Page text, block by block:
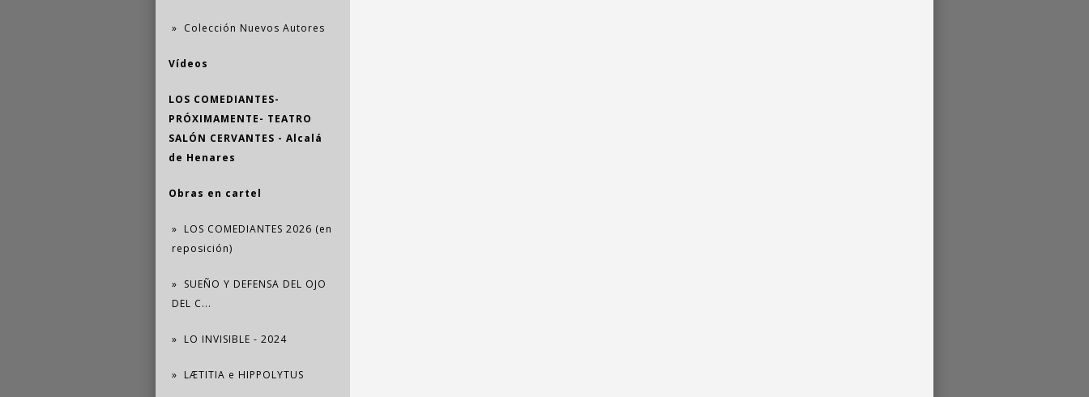
Colección Nuevos Autores
Vídeos
LOS COMEDIANTES-
PRÓXIMAMENTE- TEATRO
SALÓN CERVANTES - Alcalá
de Henares
Obras en cartel
LOS COMEDIANTES 2026 (en
reposición)
SUEÑO Y DEFENSA DEL OJO
DEL C...
LO INVISIBLE - 2024
LÆTITIA e HIPPOLYTUS